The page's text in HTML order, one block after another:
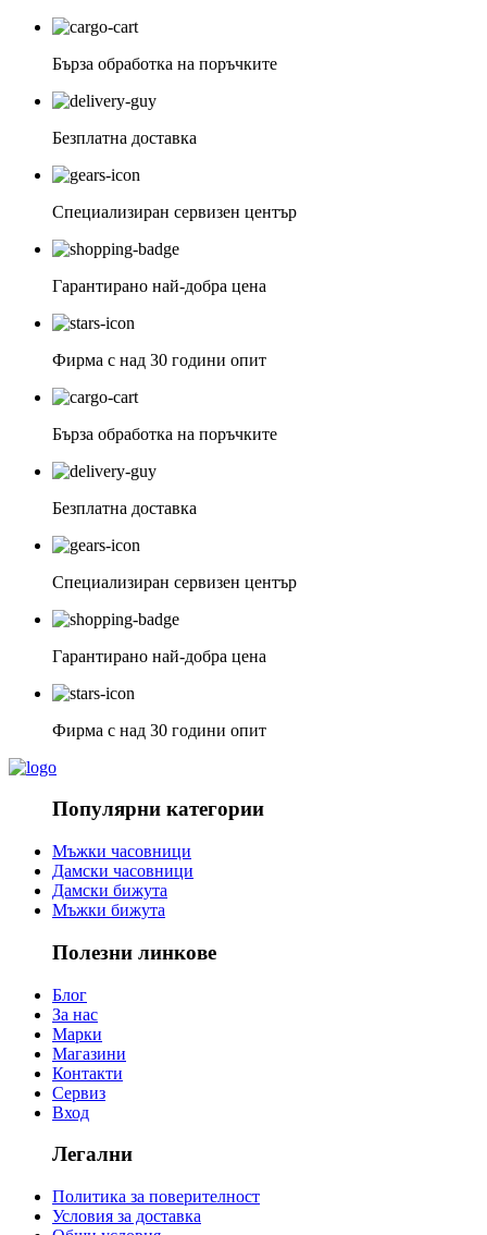
Бърза обработка на поръчките
Безплатна доставка
Специализиран сервизен център
Гарантирано най-добра цена
Фирма с над 30 години опит
Бърза обработка на поръчките
Безплатна доставка
Специализиран сервизен център
Гарантирано най-добра цена
Фирма с над 30 години опит
Популярни категории
Мъжки часовници
Дамски часовници
Дамски бижута
Мъжки бижута
Полезни линкове
Блог
За нас
Марки
Магазини
Контакти
Сервиз
Вход
Легални
Политика за поверителност
Условия за доставка